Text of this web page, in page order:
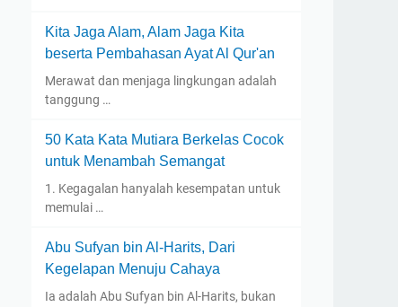
Kita Jaga Alam, Alam Jaga Kita
beserta Pembahasan Ayat Al Qur'an
Merawat dan menjaga lingkungan adalah
tanggung …
50 Kata Kata Mutiara Berkelas Cocok
untuk Menambah Semangat
1. Kegagalan hanyalah kesempatan untuk
memulai …
Abu Sufyan bin Al-Harits, Dari
Kegelapan Menuju Cahaya
Ia adalah Abu Sufyan bin Al-Harits, bukan